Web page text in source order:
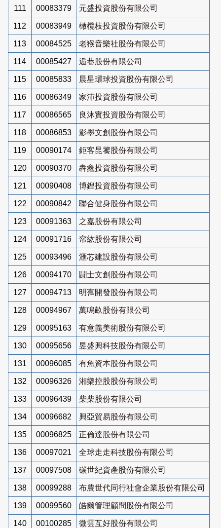
111 00083379 元盛投資股份有限公司
112 00083949 橄欖枝投資股份有限公司
113 00084525 老猴音樂社股份有限公司
114 00085427 逅巷股份有限公司
115 00085833 晨星環球投資股份有限公司
116 00086349 家沛投資股份有限公司
117 00086565 良沐實投資股份有限公司
118 00086853 影墨文創股份有限公司
119 00090174 鉅客昆饕股份有限公司
120 00090370 犇鑫投資股份有限公司
121 00090408 博鋰投資股份有限公司
122 00090842 聯合健身股份有限公司
123 00091363 之嘉股份有限公司
124 00091716 帟紘股份有限公司
125 00093496 滙芯建設股份有限公司
126 00094170 鬪士文創股份有限公司
127 00094713 明寯開發股份有限公司
128 00094967 萬鳴畝股份有限公司
129 00095163 有意義美術股份有限公司
130 00095656 昱盛興科技股份有限公司
131 00096085 有魚資本股份有限公司
132 00096326 湘樂控股股份有限公司
133 00096439 柴柴股份有限公司
134 00096682 興亞貿易股份有限公司
135 00096825 正倫達股份有限公司
136 00097021 全球走走科技股份有限公司
137 00097508 碳世紀資產股份有限公司
138 00099288 布農世代同行社會企業股份有限公司
139 00099560 皓爾管理顧問股份有限公司
140 00100285 微雲互好股份有限公司